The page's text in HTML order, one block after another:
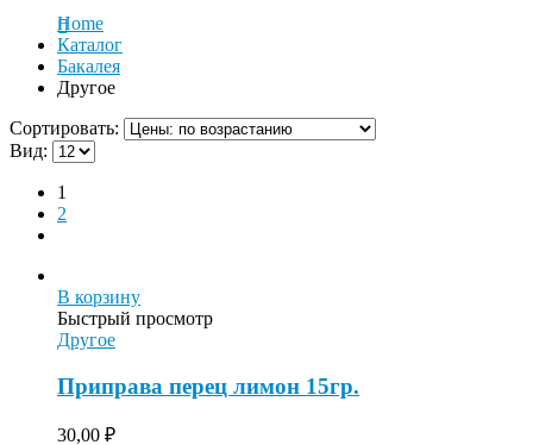
Home
Каталог
Бакалея
Другое
Сортировать:
Вид:
1
2
В корзину
Быстрый просмотр
Другое
Приправа перец лимон 15гр.
30,00 ₽